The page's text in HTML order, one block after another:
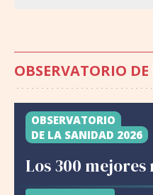
OBSERVATORIO
OBSERVATORIO
DE LA SANIDAD 2026
Los 300 mejores